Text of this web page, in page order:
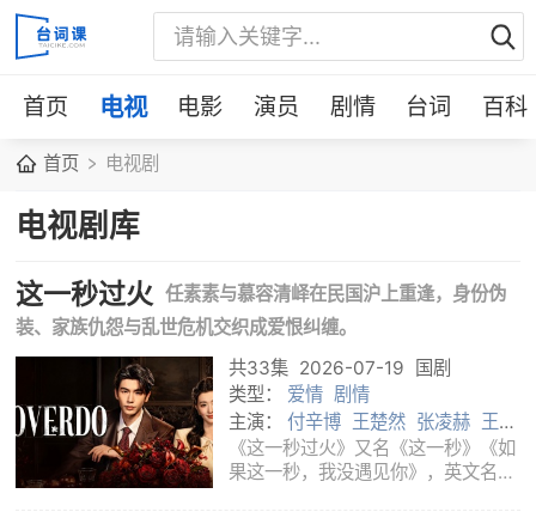
首页 电视 电影 演员 剧情 台词 百科
首页 电视剧
电视剧库
这一秒过火 任素素与慕容清峄在民国沪上重逢，身份伪
装、家族仇怨与乱世危机交织成爱恨纠缠。
共33集 2026-07-19
国剧
类型： 爱情 剧情
主演： 付辛博 王楚然 张凌赫 王籽
苏
《这一秒过火》又名《这一秒》《如
果这一秒，我没遇见你》，英文名